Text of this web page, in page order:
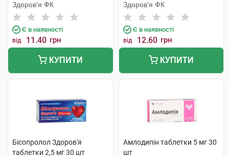
Здоров'я ФК
Є в наявності
від 11.40 грн
КУПИТИ
Здоров'я ФК
Є в наявності
від 12.60 грн
КУПИТИ
Бісопролол Здоров'я
таблетки 2,5 мг 30 шт
Амлодипін таблетки 5 мг 30
шт